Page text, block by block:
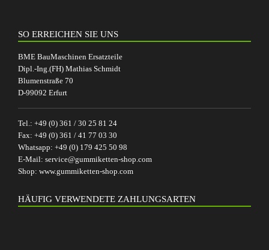
SO ERREICHEN SIE UNS
BME BauMaschinen Ersatzteile
Dipl.-Ing.(FH) Mathias Schmidt
Blumenstraße 70
D-99092 Erfurt
Tel.: +49 (0) 361 / 30 25 81 24
Fax: +49 (0) 361 / 41 77 03 30
Whatsapp: +49 (0) 179 425 50 98
E-Mail: service@gummiketten-shop.com
Shop: www.gummiketten-shop.com
HÄUFIG VERWENDETE ZAHLUNGSARTEN